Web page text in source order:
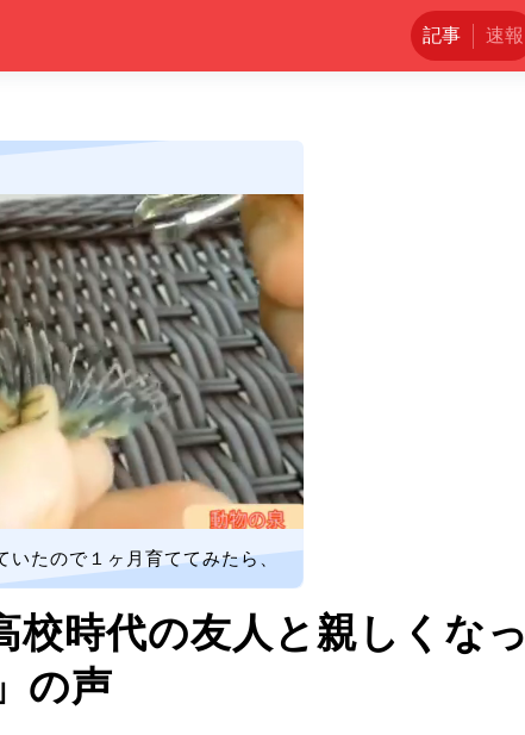
記事 速報
いたので１ヶ月育ててみたら、
校時代の友人と親しくなっ
の声